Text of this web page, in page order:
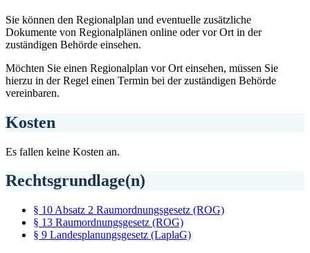
Sie können den Regionalplan und eventuelle zusätzliche
Dokumente von Regionalplänen online oder vor Ort in der
zuständigen Behörde einsehen.
Möchten Sie einen Regionalplan vor Ort einsehen, müssen Sie
hierzu in der Regel einen Termin bei der zuständigen Behörde
vereinbaren.
Kosten
Es fallen keine Kosten an.
Rechtsgrundlage(n)
§ 10 Absatz 2 Raumordnungsgesetz (ROG)
§ 13 Raumordnungsgesetz (ROG)
§ 9 Landesplanungsgesetz (LaplaG)